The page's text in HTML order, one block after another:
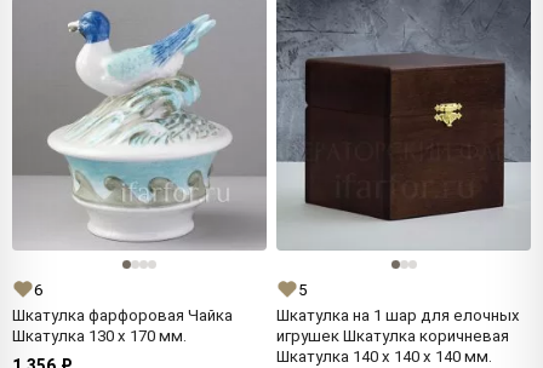
6
Шкатулка фарфоровая Чайка
Шкатулка 130 x 170 мм.
5
Шкатулка на 1 шар для елочных
игрушек Шкатулка коричневая
Шкатулка 140 x 140 x 140 мм.